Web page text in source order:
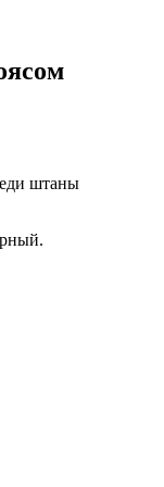
штаны